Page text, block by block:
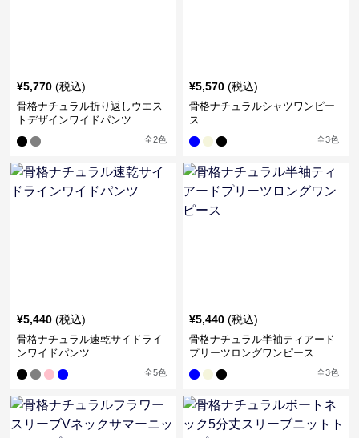
¥5,770 (税込)
骨格ナチュラル折り返しウエス
トデザインワイドパンツ
全2色
¥5,570 (税込)
骨格ナチュラルシャツワンピー
ス
全3色
¥5,440 (税込)
骨格ナチュラル速乾サイドライ
ンワイドパンツ
全5色
¥5,440 (税込)
骨格ナチュラル半袖ティアード
プリーツロングワンピース
全3色